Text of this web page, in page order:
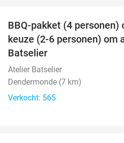
BBQ-pakket (4 personen)
keuze (2-6 personen) om
Batselier
Atelier Batselier
Dendermonde (7 km)
Verkocht: 565